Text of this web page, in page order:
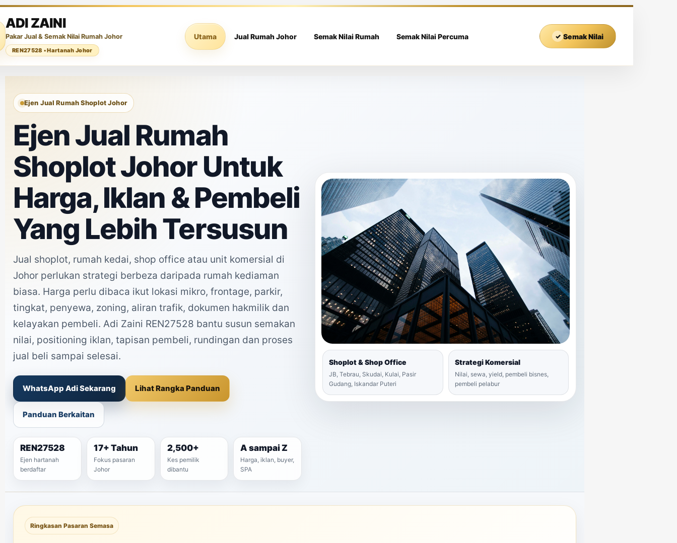
ADI ZAINI
Pakar Jual & Semak Nilai Rumah Johor
REN27528 • Hartanah Johor
Utama Jual Rumah Johor Semak Nilai Rumah Semak Nilai Percuma ✓ Semak Nilai
Ejen Jual Rumah Shoplot Johor
Ejen Jual Rumah
Shoplot Johor Untuk
Harga, Iklan & Pembeli
Yang Lebih Tersusun
Jual shoplot, rumah kedai, shop office atau unit komersial di
Johor perlukan strategi berbeza daripada rumah kediaman
biasa. Harga perlu dibaca ikut lokasi mikro, frontage, parkir,
tingkat, penyewa, zoning, aliran trafik, dokumen hakmilik dan
kelayakan pembeli. Adi Zaini REN27528 bantu susun semakan
nilai, positioning iklan, tapisan pembeli, rundingan dan proses
jual beli sampai selesai.
WhatsApp Adi Sekarang Lihat Rangka Panduan
Panduan Berkaitan
REN27528
Ejen hartanah
berdaftar
17+ Tahun
Fokus pasaran
Johor
2,500+
Kes pemilik
dibantu
A sampai Z
Harga, iklan, buyer,
SPA
Shoplot & Shop Office
JB, Tebrau, Skudai, Kulai, Pasir
Gudang, Iskandar Puteri
Strategi Komersial
Nilai, sewa, yield, pembeli bisnes,
pembeli pelabur
Ringkasan Pasaran Semasa